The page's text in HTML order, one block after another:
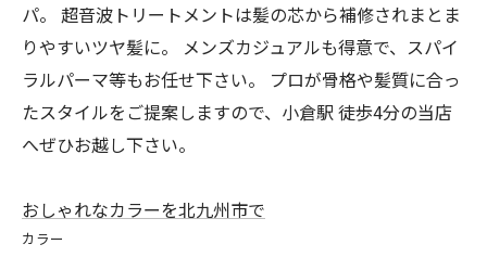
パ。 超音波トリートメントは髪の芯から補修されまとま
りやすいツヤ髪に。 メンズカジュアルも得意で、スパイ
ラルパーマ等もお任せ下さい。 プロが骨格や髪質に合っ
たスタイルをご提案しますので、小倉駅 徒歩4分の当店
へぜひお越し下さい。
おしゃれなカラーを北九州市で
カラー